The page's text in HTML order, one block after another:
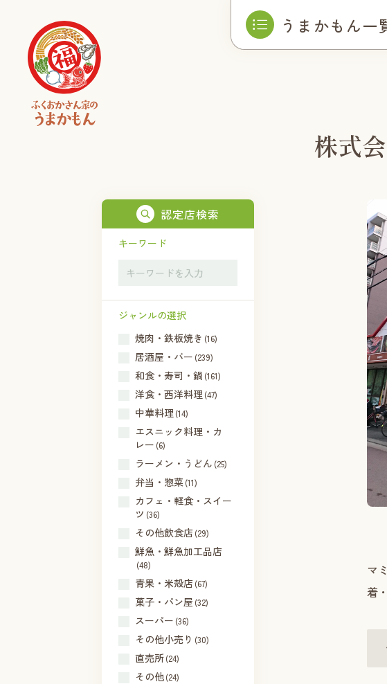
うまかもん一
株式
認定店検索
キーワード
ジャンルの選択
焼肉・鉄板焼き (16)
居酒屋・バー (239)
和食・寿司・鍋 (161)
洋食・西洋料理 (47)
中華料理 (14)
エスニック料理・カ
レー (6)
ラーメン・うどん (25)
弁当・惣菜(11)
カフェ・軽食・スイー
ツ (36)
その他飲食店(29)
鮮魚・鮮魚加工品店
(48)
青果・米殻店(67)
菓子・パン屋 (32)
スーパー (36)
その他小売り (30)
直売所(24)
その他(24)
マ
着